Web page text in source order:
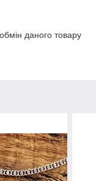
даного товару